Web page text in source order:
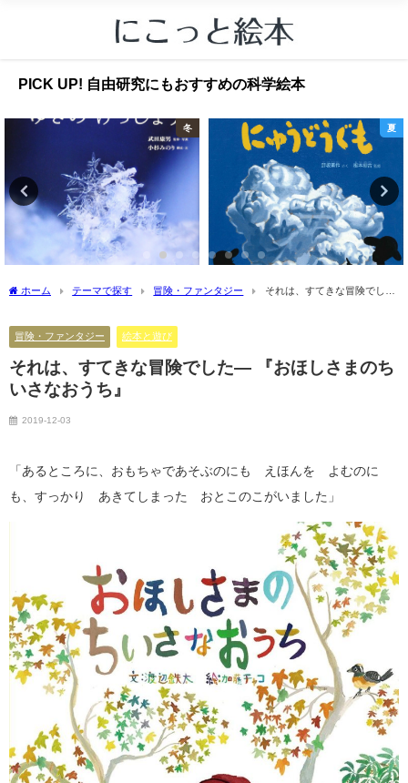
PICK UP! 自由研究にもおすすめの科学絵本
冬 夏
ホーム テーマで探す 冒険・ファンタジー
それは、すてきな冒険でした
冒険・ファンタジー 絵本と遊び
それは、すてきな冒険でした― 『おほしさまのち
いさなおうち』
2019-12-03
「あるところに、おもちゃであそぶのにも えほんを よむのに
も、すっかり あきてしまった おとこのこがいました」